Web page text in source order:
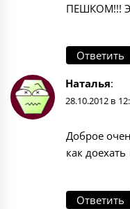
ПЕШКОМ!!!
Ответить
Наталья:
28.10.2012 в
Доброе
как
Ответить